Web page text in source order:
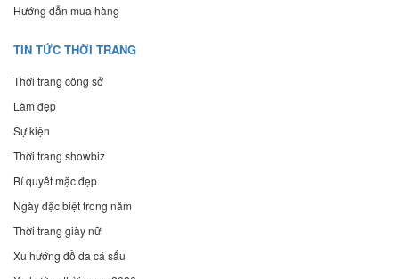
Hướng dẫn mua hàng
TIN TỨC THỜI TRANG
Thời trang công sở
Làm đẹp
Sự kiện
Thời trang showbiz
Bí quyết mặc đẹp
Ngày đặc biệt trong năm
Thời trang giày nữ
Xu hướng đồ da cá sấu